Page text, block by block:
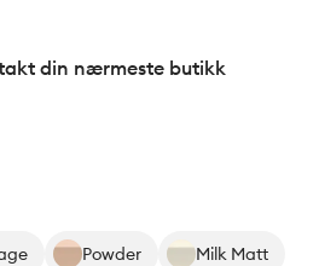
din nærmeste butikk
Powder Milk Matt